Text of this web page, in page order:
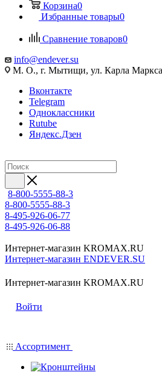
Корзина0
Избранные товары0
Сравнение товаров0
info@endever.su
М. О., г. Мытищи, ул. Карла
Вконтакте
Telegram
Одноклассники
Rutube
Яндекс.Дзен
8-800-5555-88-3
8-800-5555-88-3
8-495-926-06-77
8-495-926-06-88
Интернет-магазин KROMAX.RU
Интернет-магазин ENDEVER.SU
Интернет-магазин KROMAX.RU
Войти
Ассортимент